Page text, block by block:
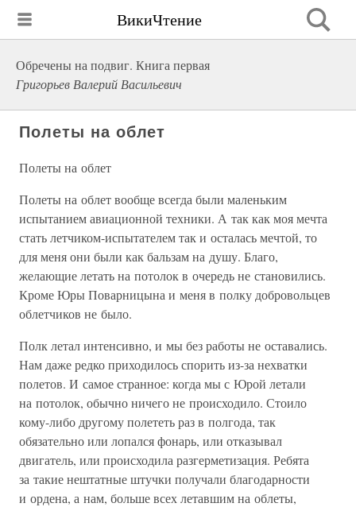
ВикиЧтение
Обречены на подвиг. Книга первая
Григорьев Валерий Васильевич
Полеты на облет
Полеты на облет
Полеты на облет вообще всегда были маленьким
испытанием авиационной техники. А так как моя мечта
стать летчиком-испытателем так и осталась мечтой, то
для меня они были как бальзам на душу. Благо,
желающие летать на потолок в очередь не становились.
Кроме Юры Поварницына и меня в полку добровольцев
облетчиков не было.
Полк летал интенсивно, и мы без работы не оставались.
Нам даже редко приходилось спорить из-за нехватки
полетов. И самое странное: когда мы с Юрой летали
на потолок, обычно ничего не происходило. Стоило
кому-либо другому полететь раз в полгода, так
обязательно или лопался фонарь, или отказывал
двигатель, или происходила разгерметизация. Ребята
за такие нештатные штучки получали благодарности
и ордена, а нам, больше всех летавшим на облеты,